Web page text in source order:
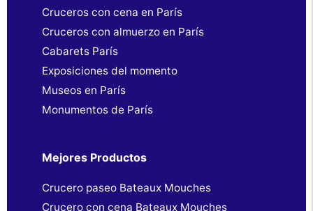
Cruceros con cena en París
Cruceros con almuerzo en París
Cabarets París
Exposiciones del momento
Museos en París
Monumentos de París
Mejores Productos
Crucero paseo Bateaux Mouches
Crucero con cena Bateaux Mouches